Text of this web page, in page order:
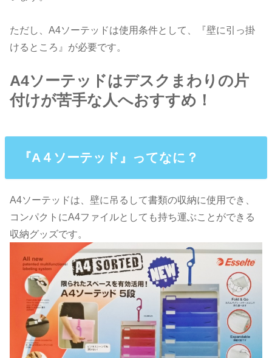
ただし、A4ソーテッドは使用条件として、『壁に引っ掛
けるところ』が必要です。
A4ソーテッドはデスクまわりの片
付けが苦手な人へおすすめ！
『A４ソーテッド』ってなに？
A4ソーテッドは、壁に吊るして書類の収納に使用でき、
コンパクトにA4ファイルとしても持ち運ぶことができる
収納グッズです。